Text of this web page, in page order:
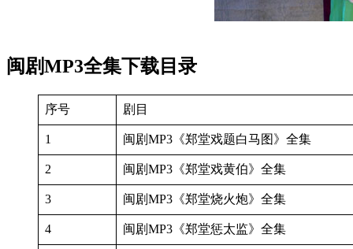
闽剧MP3全集下载目录
序号 剧目
1 闽剧MP3《郑堂戏题白马图》全集
2 闽剧MP3《郑堂戏黄伯》全集
3 闽剧MP3《郑堂烧火炮》全集
4 闽剧MP3《郑堂惩太监》全集